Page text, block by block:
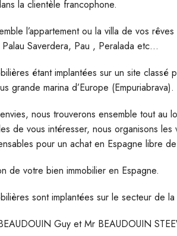
la clientèle francophone.
l’appartement ou la villa de vos
Saverdera, Pau , Peralada etc…
étant implantées sur un site
grande marina d’Europe (Empuriabrava).
nous trouverons ensemble tout au
de vous intéresser, nous organisons
pour un achat en Espagne libre
de votre bien immobilier en Espagne.
sont implantées sur le secteur de
Guy et Mr BEAUDOUIN